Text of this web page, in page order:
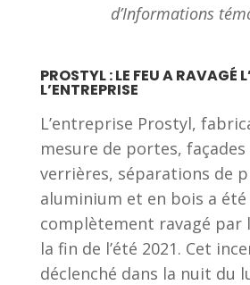
d’Informations
PROSTYL : LE FEU A RAVAGÉ
L’ENTREPRISE
L’entreprise Prostyl,
mesure de portes,
verrières, séparations de
aluminium et en bois a été
complètement ravagé par
la fin de l’été 2021. Cet
déclenché dans la nuit du